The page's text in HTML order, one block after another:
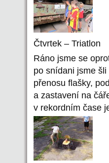
Čtvrtek – Triatlon
Ráno jsme se
po snídani jsme
přenosu flašky,
a zastavení na
v rekordním čase